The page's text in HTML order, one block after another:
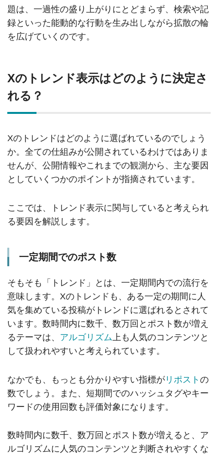
題は、一過性の盛り上がりにとどまらず、検索や記
録といった能動的な行動を生み出しながら拡散の輪
を広げていくのです。
Xのトレンド表示はどのように決定さ
れる？
Xのトレンドはどのように選ばれているのでしょう
か。全ての仕組みが公開されているわけではありま
せんが、公開情報やこれまでの観測から、主な要因
としていくつかのポイントが指摘されています。
ここでは、トレンド表示に関与していると考えられ
る要因を解説します。
一定期間でのポスト数
そもそも「トレンド」とは、一定期間内での流行を
意味します。Xのトレンドも、ある一定の期間に人
気を集めている投稿がトレンドに選ばれるとされて
います。数時間内に数千、数万回とポスト数が増え
るテーマは、 アルゴリズム上も人気のコンテンツと
して扱われやすいと考えられています。
なかでも、もっとも分かりやすい指標が リポスト の
数でしょう。また、短期間でのハッシュタグやキー
ワードの使用回数も評価対象になります。
数時間内に数千、数万回とポスト数が増えると、ア
ルゴリズムに人気のコンテンツと判断されやすくな